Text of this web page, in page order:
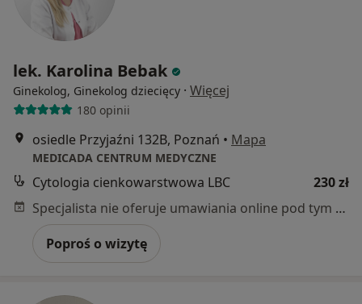
lek. Karolina Bebak
Ginekolog, Ginekolog dziecięcy · Więcej
180 opinii
osiedle Przyjaźni 132B, Poznań • Mapa
MEDICADA CENTRUM MEDYCZNE
Cytologia cienkowarstwowa LBC
230 zł
Specjalista nie oferuje umawiania online pod tym adresem.
Poproś o wizytę